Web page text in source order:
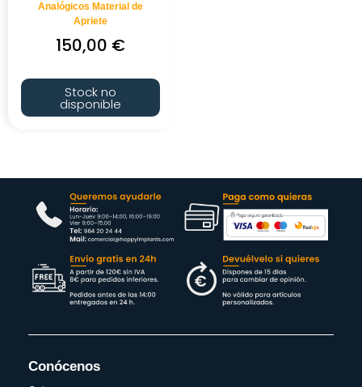
Analógicos Material de
Apriete
150,00 €
Stock no
disponible
Conócenos